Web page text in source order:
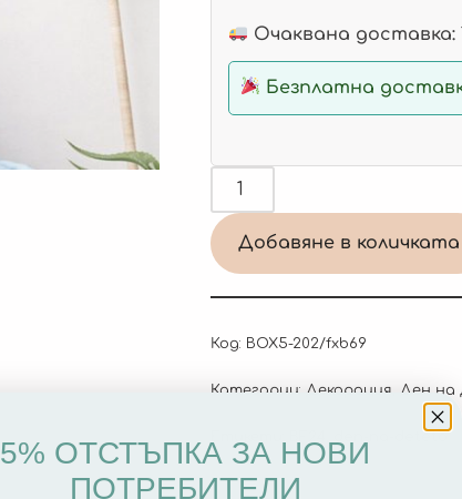
Очаквана доставка:
Безплатна
Добавяне в количката
Код: BOX5-202/fxb69
Категории: Декорация Ден на
den-na-deteto
5% ОТСТЪПКА ЗА НОВИ
ПОТРЕБИТЕЛИ